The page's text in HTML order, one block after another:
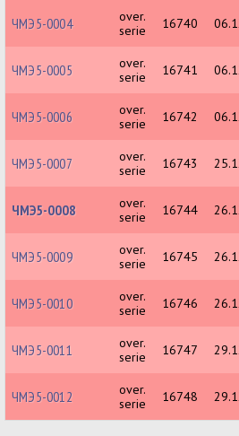
ЧМЭ5-0004
over.
serie
16740
ЧМЭ5-0005
over.
serie
16741
ЧМЭ5-0006
over.
serie
16742
ЧМЭ5-0007
over.
serie
16743
ЧМЭ5-0008
over.
serie
16744
ЧМЭ5-0009
over.
serie
16745
ЧМЭ5-0010
over.
serie
16746
ЧМЭ5-0011
over.
serie
16747
ЧМЭ5-0012
over.
serie
16748